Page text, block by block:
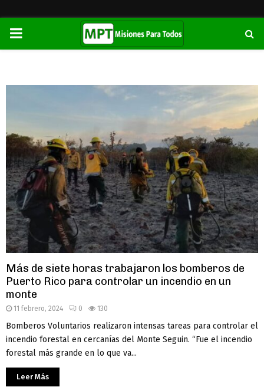
PRIMARY
Más de siete horas trabajaron los bomberos de
Puerto Rico para controlar un incendio en un
monte
11 febrero, 2024 0 130
Bomberos Voluntarios realizaron intensas tareas para controlar el
incendio forestal en cercanías del Monte Seguin. “Fue el incendio
forestal más grande en lo que va...
Leer Más